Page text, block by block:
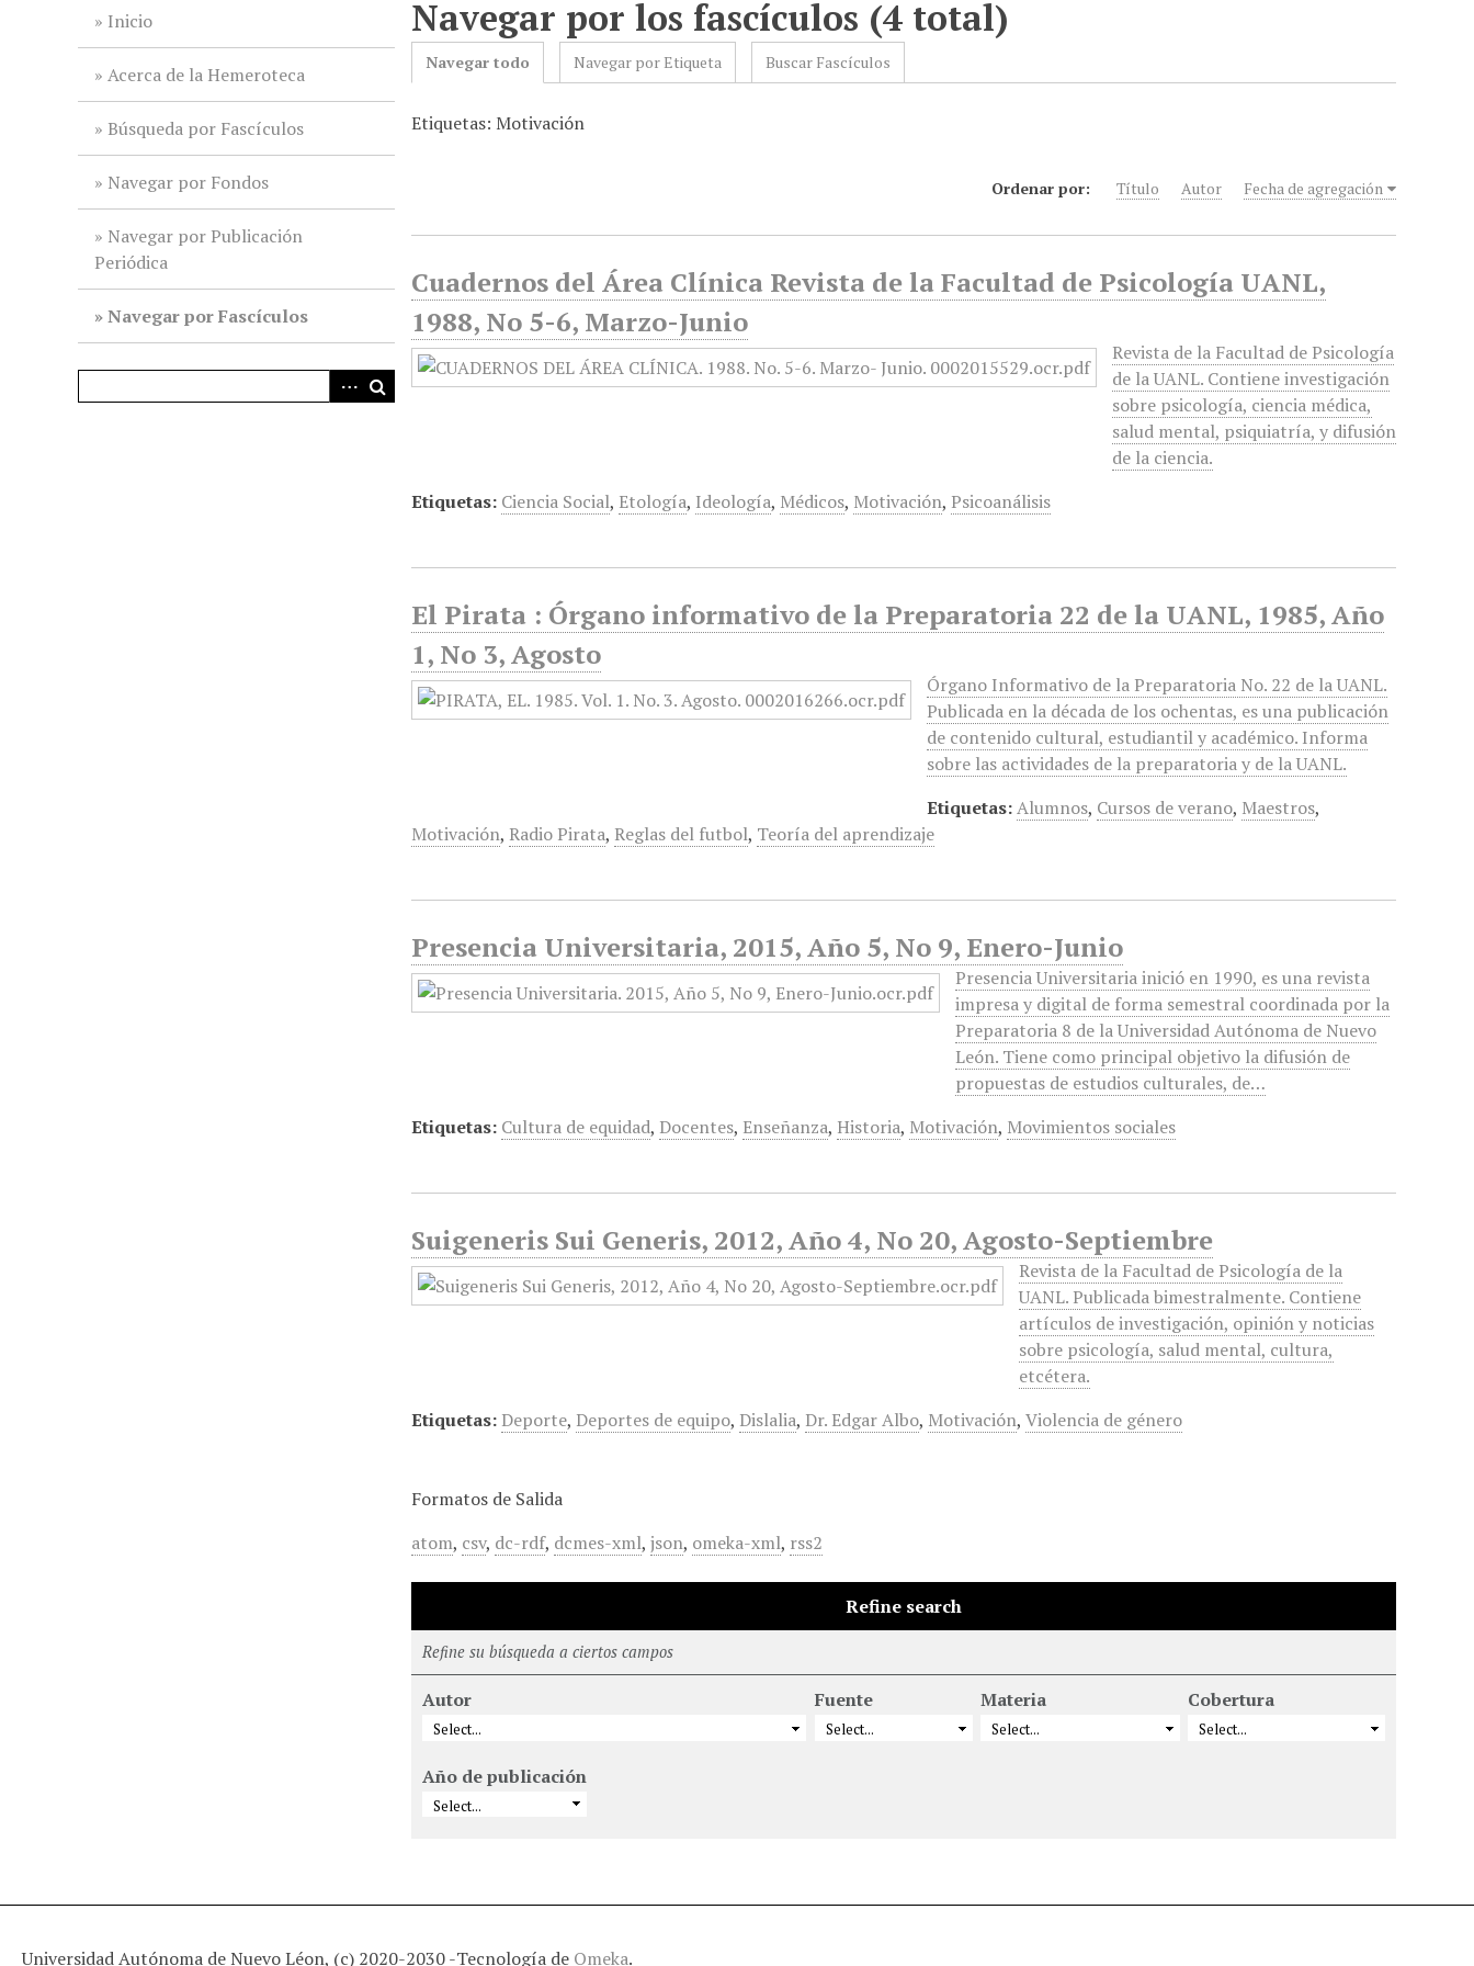
Inicio
Acerca de la Hemeroteca
Búsqueda por Fascículos
Navegar por Fondos
Navegar por Publicación
Periódica
Navegar por Fascículos
Navegar por los fascículos (4 total)
Navegar todo Navegar por Etiqueta Buscar Fascículos
Etiquetas: Motivación
Ordenar por: Título Autor Fecha de agregación
Cuadernos del Área Clínica Revista de la Facultad de Psicología UANL,
1988, No 5-6, Marzo-Junio
Revista de la Facultad de Psicología
de la UANL. Contiene investigación
sobre psicología, ciencia médica,
salud mental, psiquiatría, y difusión
de la ciencia.
Etiquetas: Ciencia Social, Etología, Ideología, Médicos, Motivación, Psicoanálisis
El Pirata : Órgano informativo de la Preparatoria 22 de la UANL, 1985, Año
1, No 3, Agosto
Órgano Informativo de la Preparatoria No. 22 de la UANL.
Publicada en la década de los ochentas, es una publicación
de contenido cultural, estudiantil y académico. Informa
sobre las actividades de la preparatoria y de la UANL.
Etiquetas:Alumnos, Cursos de verano, Maestros,
Motivación, Radio Pirata, Reglas del futbol, Teoría del aprendizaje
Presencia Universitaria, 2015, Año 5, No 9, Enero-Junio
Presencia Universitaria inició en 1990, es una revista
impresa y digital de forma semestral coordinada por la
Preparatoria 8 de la Universidad Autónoma de Nuevo
León. Tiene como principal objetivo la difusión de
propuestas de estudios culturales, de…
Etiquetas: Cultura de equidad, Docentes, Enseñanza, Historia, Motivación, Movimientos sociales
Suigeneris Sui Generis, 2012, Año 4, No 20, Agosto-Septiembre
Revista de la Facultad de Psicología de la
UANL. Publicada bimestralmente. Contiene
artículos de investigación, opinión y noticias
sobre psicología, salud mental, cultura,
etcétera.
Etiquetas: Deporte, Deportes de equipo, Dislalia, Dr. Edgar Albo, Motivación,Violencia de género
Formatos de Salida
atom, csv, dc-rdf, dcmes-xml,json, omeka-xml, rss2
Refine search
Refine su búsqueda a ciertos campos
Autor Fuente Materia Cobertura
Año de publicación
Universidad Autónoma de Nuevo Léon, (c) 2020-2030 -Tecnología de Omeka.